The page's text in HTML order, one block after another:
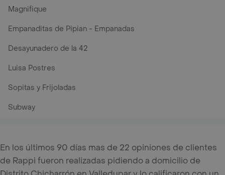
Magnifique
Empanaditas de Pipian - Empanadas
Desayunadero de la 42
Luisa Postres
Sopitas y Frijoladas
Subway
En los últimos 90 días mas de 22 opiniones de clientes
de Rappi fueron realizadas pidiendo a domicilio de